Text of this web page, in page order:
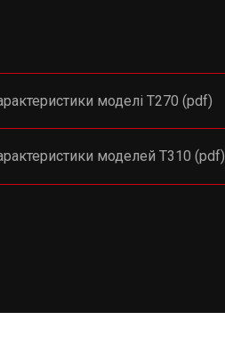
моделі Т270 (pdf)
моделей Т310 (pdf)